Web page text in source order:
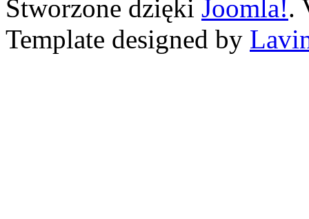
Stworzone dzięki Joomla!.
Template designed by